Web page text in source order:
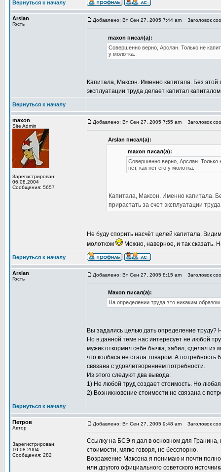
Вернуться к началу
Arslan
Гость
Добавлено: Вт Сен 27, 2005 7:44 am Заголовок
maxon писал(а):
Совершенно верно, Арслан. Только не
у молотка.
Капитала, Максон. Именно капитала. Без этой
эксплуатации труда делает капитал
Вернуться к началу
maxon
Site Admin
Зарегистрирован:
06.08.2004
Сообщения: 5657
Добавлено: Вт Сен 27, 2005 7:55 am Заголовок
Arslan писал(а):
maxon писал(а):
Совершенно верно, Арслан. Только
нет, как нет его у молотка.
Капитала, Максон. Именно капитала.
прирастать за счет эксплуатации
Не буду спорить насчёт целей капитала.
молотком
Можно, наверное, и так сказать.
Вернуться к началу
Arslan
Гость
Добавлено: Вт Сен 27, 2005 8:15 am Заголовок
Maxon писал(а):
На определении труда это никаким
Вы задались целью дать определение труду?
Но в данной теме нас интересует не любой
мужик откормил себе бычка, забил, сделал
что колбаса не стала товаром. А
связана с удовлетворением потребности.
Из этого следуют два вывода:
1) Не любой труд создает стоимость. Но
2) Возникновение стоимости не связана с
Вернуться к началу
Петров
Автор
Зарегистрирован:
10.08.2004
Сообщения: 282
Добавлено: Вт Сен 27, 2005 9:48 am Заголовок
Ссылку на БСЭ я дал в основном для Гранина,
стоимости, мягко говоря, не бесспорно.
Возражение Максона я понимаю и почти
или другого официального советского